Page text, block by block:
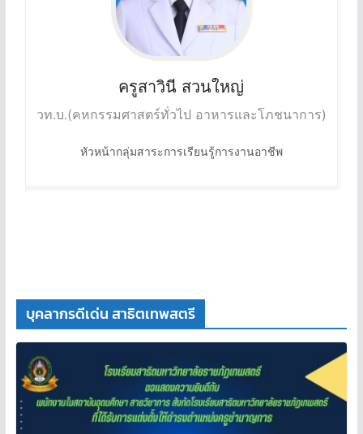
ครูสาวินี สวนใหญ่
วท.บ.(คหกรรมศาสตร์ทั่วไป อาหารและโภชนาการ)
หัวหน้ากลุ่มสาระการเรียนรู้การงานอาชีพ
บุคลากรดีเด่น สาธิตเทพสตรี